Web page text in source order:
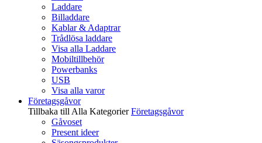
Laddare
Billaddare
Kablar & Adaptrar
Trådlösa laddare
Visa alla Laddare
Mobiltillbehör
Powerbanks
USB
Visa alla varor
Företagsgåvor
Tillbaka till Alla Kategorier Företagsgåvor
Gåvoset
Present ideer